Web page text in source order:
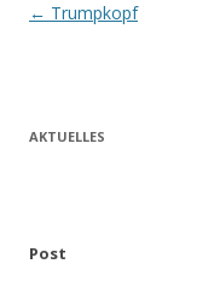
Beitrags-
← Trumpkopf
AKTUELLES
Post